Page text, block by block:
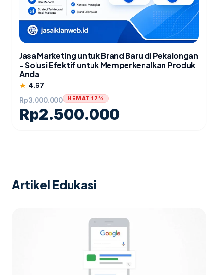
Jasa Marketing untuk Brand Baru di Pekalongan
- Solusi Efektif untuk Memperkenalkan Produk
Anda
star 4.67
Rp3.000.000
Rp2.500.000
HEMAT 17%
Artikel Edukasi